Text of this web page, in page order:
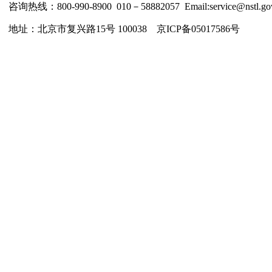
咨询热线：800-990-8900 010－58882057
地址：北京市复兴路15号 100038 京ICP备05017586号